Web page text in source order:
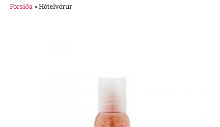
Forsíða »Hótelvörur